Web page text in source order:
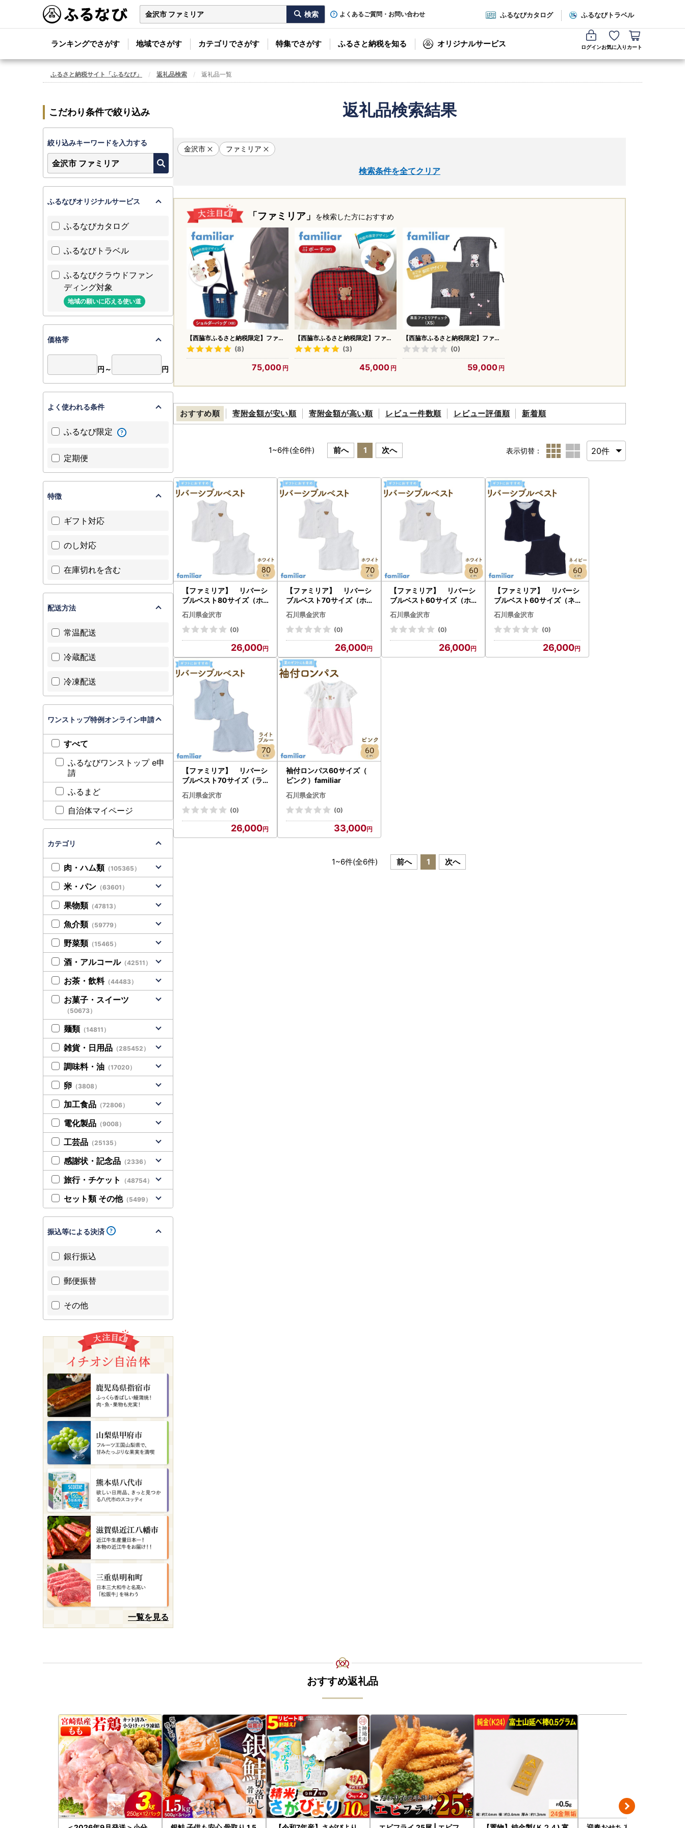
よくあるご質問・お問い合わせ ふるなびカタログ ふるなびトラベル
ランキングでさがす 地域でさがす カテゴリでさがす 特集でさがす ふるさと納税を知る オリジナルサービス ログインお気に入り カート
ふるさと納税サイト「ふるなび」 返礼品検索 返礼品一覧
返礼品検索結果
金沢市 ファミリア
検索条件を全てクリア
「ファミリア」 を検索した方におすすめ
【西脇市ふるさと納税限定】ファミ
リア（familiar）ショルダーバッグ
（680021）XB（青系チェック） シ
ョルダーバッグ 播州織 キッズ 子供
服 バッグ ショルダーバッグ
(8)
75,000
【西脇市ふるさと納税限定】ファミ
リア（familiar）ポーチ（680022）
XF（赤系チェック）播州織 小物入れ
(3)
45,000
【西脇市ふるさと納税限定】ファミ
リア（familiar）巾着3点セット
（680218）XS（黒系チェック）
(0)
59,000
おすすめ順 寄附金額が安い順 寄附金額が高い順 レビュー件数順 レビュー評価順 新着順
1~6件(全6件) 前へ 1 次へ 表示切替：
【ファミリア】 リバーシ
ブルベスト80サイズ（ホ
ワイト）
石川県金沢市
(0)
26,000
【ファミリア】 リバーシ
ブルベスト70サイズ（ホ
ワイト）
石川県金沢市
(0)
26,000
【ファミリア】 リバーシ
ブルベスト60サイズ（ホ
ワイト）
石川県金沢市
(0)
26,000
【ファミリア】 リバーシ
ブルベスト60サイズ（ネ
イビー）
石川県金沢市
(0)
26,000
【ファミリア】 リバーシ
ブルベスト70サイズ（ラ
イトブルー）
石川県金沢市
(0)
26,000
袖付ロンパス60サイズ（
ピンク）familiar
石川県金沢市
(0)
33,000
1~6件(全6件) 前へ 1 次へ
こだわり条件で絞り込み
絞り込みキーワードを入力する
ふるなびオリジナルサービス
ふるなびカタログ
ふるなびトラベル
ふるなびクラウドファン
ディング対象
地域の願いに応える使い道
価格帯
円～ 円
よく使われる条件
ふるなび限定
定期便
特徴
ギフト対応
のし対応
在庫切れを含む
配送方法
常温配送
冷蔵配送
冷凍配送
ワンストップ特例オンライン申請
すべて
ふるなびワンストップ e申
請
ふるまど
自治体マイページ
カテゴリ
肉・ハム類 （105365）
米・パン （63601）
果物類 （47813）
魚介類 （59779）
野菜類 （15465）
酒・アルコール（42511）
お茶・飲料（44483）
お菓子・スイーツ
（50673）
麺類 （14811）
雑貨・日用品 （285452）
調味料・油 （17020）
卵 （3808）
加工食品 （72806）
電化製品 （9008）
工芸品 （25135）
感謝状・記念品 （2336）
旅行・チケット （48754）
セット類 その他（5499）
振込等による決済
銀行振込
郵便振替
その他
一覧を見る
おすすめ返礼品